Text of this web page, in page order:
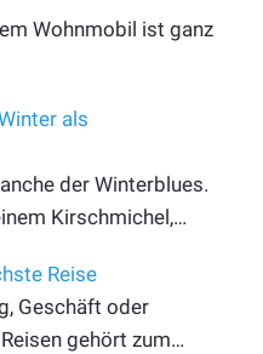
Wohnmobil ist ganz
als
der Winterblues.
Kirschmichel,…
Reise
Geschäft oder
gehört zum…